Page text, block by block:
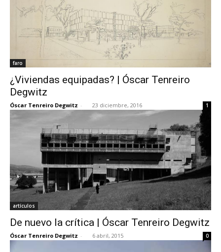
faro
¿Viviendas equipadas? | Óscar Tenreiro
Degwitz
Óscar Tenreiro Degwitz - 23 diciembre, 2016 1
artículos
De nuevo la crítica | Óscar Tenreiro Degwitz
Óscar Tenreiro Degwitz - 6 abril, 2015 0